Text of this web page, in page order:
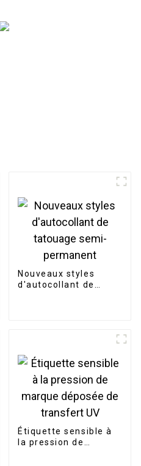
Nouveaux styles
d'autocollant de
Étiquette sensible à
la pression de